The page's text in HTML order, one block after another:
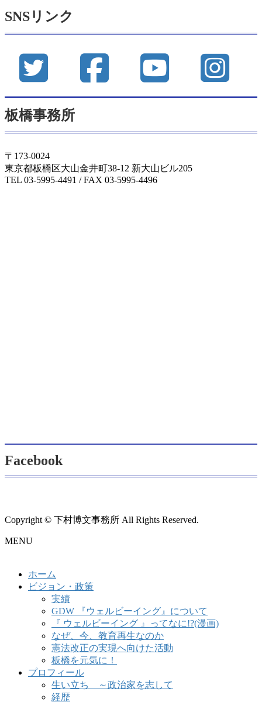
イ
SNSリンク
板橋事務所
〒173-0024
東京都板橋区大山金井町38-12 新大山ビル205
TEL 03-5995-4491 / FAX 03-5995-4496
Facebook
Copyright © 下村博文事務所 All Rights Reserved.
MENU
ホーム
ビジョン・政策
実績
GDW 『ウェルビーイング』について
『 ウェルビーイング 』ってなに!?(漫画)
なぜ、今、教育再生なのか
憲法改正の実現へ向けた活動
板橋を元気に！
プロフィール
生い立ち ～政治家を志して
経歴